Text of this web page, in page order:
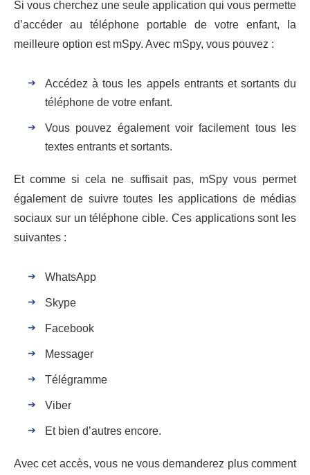
Si vous cherchez une seule application qui vous permette
d’accéder au téléphone portable de votre enfant, la
meilleure option est mSpy. Avec mSpy, vous pouvez :
Accédez à tous les appels entrants et sortants du
téléphone de votre enfant.
Vous pouvez également voir facilement tous les
textes entrants et sortants.
Et comme si cela ne suffisait pas, mSpy vous permet
également de suivre toutes les applications de médias
sociaux sur un téléphone cible. Ces applications sont les
suivantes :
WhatsApp
Skype
Facebook
Messager
Télégramme
Viber
Et bien d’autres encore.
Avec cet accès, vous ne vous demanderez plus comment